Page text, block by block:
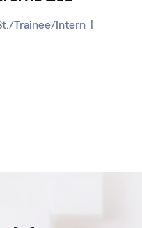
Trainee/Intern